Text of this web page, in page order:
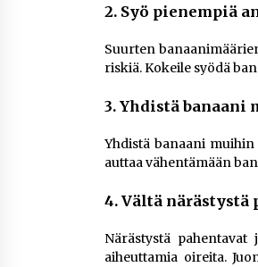
2. Syö pienempiä
Suurten
riskiä. Kokeile syödä
3. Yhdistä banaani
Yhdistä banaani
auttaa vähentämään
4. Vältä närästystä
Närästystä
aiheuttamia oireita.